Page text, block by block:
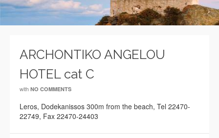
ARCHONTIKO ANGELOU
HOTEL cat C
with NO COMMENTS
Leros, Dodekanissos 300m from the beach, Tel 22470-
22749, Fax 22470-24403